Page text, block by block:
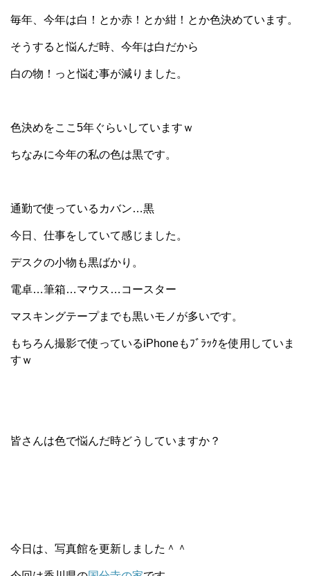
毎年、今年は白！とか赤！とか紺！とか色決めています。
そうすると悩んだ時、今年は白だから
白の物！っと悩む事が減りました。
色決めをここ5年ぐらいしていますｗ
ちなみに今年の私の色は黒です。
通勤で使っているカバン…黒
今日、仕事をしていて感じました。
デスクの小物も黒ばかり。
電卓…筆箱…マウス…コースター
マスキングテープまでも黒いモノが多いです。
もちろん撮影で使っているiPhoneもﾌﾞﾗｯｸを使用していま
すｗ
皆さんは色で悩んだ時どうしていますか？
今日は、写真館を更新しました＾＾